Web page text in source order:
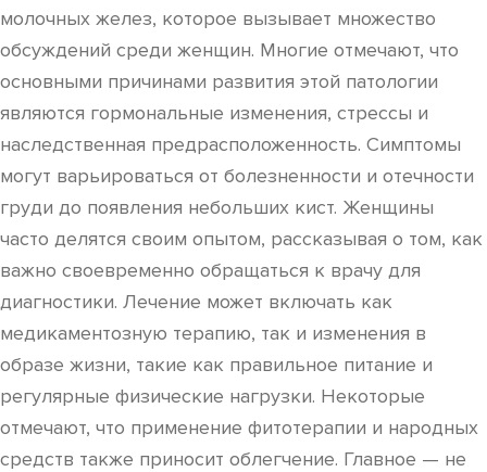
молочных желез, которое вызывает множество
обсуждений среди женщин. Многие отмечают, что
основными причинами развития этой патологии
являются гормональные изменения, стрессы и
наследственная предрасположенность. Симптомы
могут варьироваться от болезненности и отечности
груди до появления небольших кист. Женщины
часто делятся своим опытом, рассказывая о том, как
важно своевременно обращаться к врачу для
диагностики. Лечение может включать как
медикаментозную терапию, так и изменения в
образе жизни, такие как правильное питание и
регулярные физические нагрузки. Некоторые
отмечают, что применение фитотерапии и народных
средств также приносит облегчение. Главное — не